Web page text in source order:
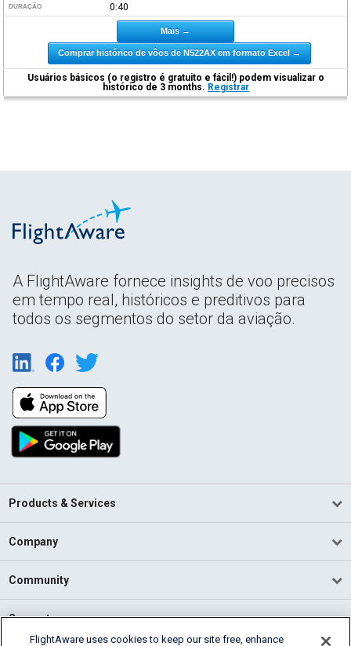
DURAÇÃO 0:40
Mais →
Comprar histórico de vôos de N522AX em formato Excel →
Usuários básicos (o registro é gratuito e fácil!) podem visualizar o
histórico de 3 months. Registrar
A FlightAware fornece insights de voo precisos
em tempo real, históricos e preditivos para
todos os segmentos do setor da aviação.
Products & Services
Company
Community
Support
FlightAware uses cookies to keep our site free, enhance